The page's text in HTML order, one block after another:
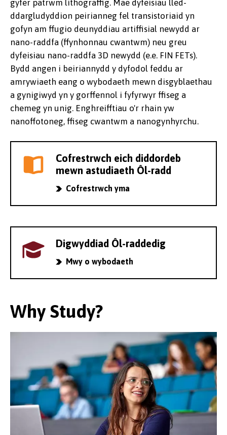
gyfer patrwm lithograffig. Mae dyfeisiau lled-
ddargludyddion peirianneg fel transistoriaid yn
gofyn am ffugio deunyddiau artiffisial newydd ar
nano-raddfa (ffynhonnau cwantwm) neu greu
dyfeisiau nano-raddfa 3D newydd (e.e. FIN FETs).
Bydd angen i beiriannydd y dyfodol feddu ar
amrywiaeth eang o wybodaeth mewn disgyblaethau
a gynigiwyd yn y gorffennol i fyfyrwyr ffiseg a
chemeg yn unig. Enghreifftiau o'r rhain yw
nanoffotoneg, ffiseg cwantwm a nanogynhyrchu.
Cofrestrwch eich diddordeb
mewn astudiaeth Ôl-radd
Cofrestrwch yma
Digwyddiad Ôl-raddedig
Mwy o wybodaeth
Why Study?